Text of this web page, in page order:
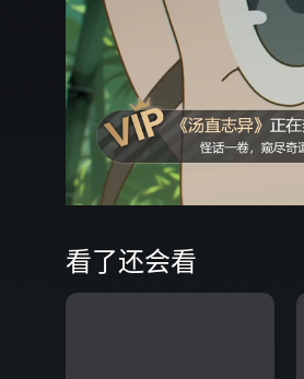
看了还会看